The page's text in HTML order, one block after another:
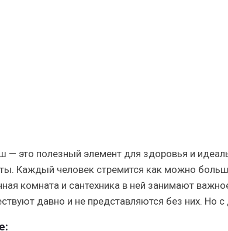
— это полезный элемент для здоровья и
Каждый человек стремится как можно
комната и сантехника в ней занимают
давно и не представляются без них. Но